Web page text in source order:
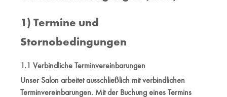
1) Termine und
Stornobedingungen
1.1 Verbindliche Terminvereinbarungen
Unser Salon arbeitet ausschließlich mit verbindlichen
Terminvereinbarungen. Mit der Buchung eines Termins